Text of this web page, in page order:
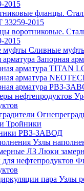
2015
фланцы.
2015
воротниковые.
2015
Сливные
Запорная
арматура TITAN
арматура
арматура РВЗ-
Тройники
РВЗ-ЗАВОД
Узлы
Люки
Узлы